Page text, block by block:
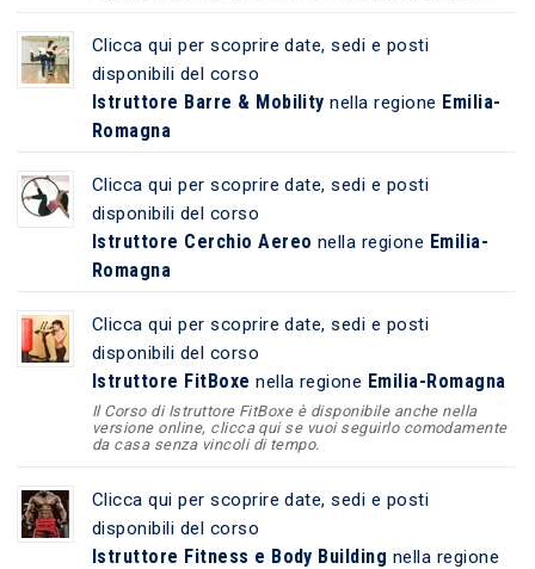
Clicca qui per scoprire date, sedi e posti
disponibili del corso
Istruttore Barre & Mobility nella regione Emilia-
Romagna
Clicca qui per scoprire date, sedi e posti
disponibili del corso
Istruttore Cerchio Aereo nella regione Emilia-
Romagna
Clicca qui per scoprire date, sedi e posti
disponibili del corso
Istruttore FitBoxe nella regione Emilia-Romagna
Il Corso di Istruttore FitBoxe è disponibile anche nella
versione online, clicca qui se vuoi seguirlo comodamente
da casa senza vincoli di tempo.
Clicca qui per scoprire date, sedi e posti
disponibili del corso
Istruttore Fitness e Body Building nella regione